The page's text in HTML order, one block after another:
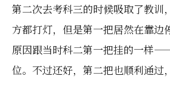
第二次去考科三的时候吸取了教训
方都打灯，但是第一把居然在靠边
原因跟当时科二第一把挂的一样
位。不过还好，第二把也顺利通过